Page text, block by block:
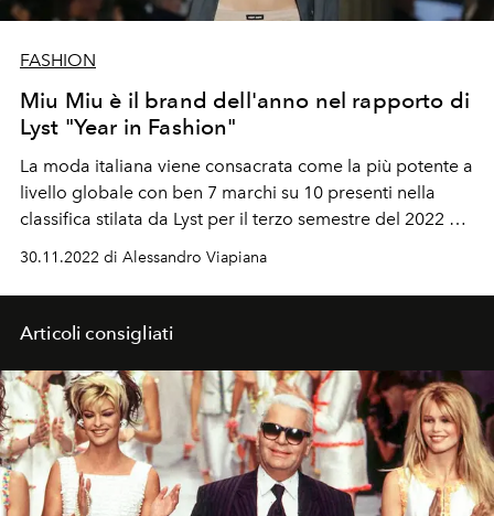
FASHION
Miu Miu è il brand dell'anno nel rapporto di
Lyst "Year in Fashion"
La moda italiana viene consacrata come la più potente a
livello globale con ben 7 marchi su 10 presenti nella
classifica stilata da Lyst per il terzo semestre del 2022 dei
marchi più influenti e ricercati sul web. Logo dell'anno?
Diesel. La borsa che tutti vogliono? La Re-nylon Re-
edition 2000 di Prada. Ecco tutte le voci del rapporto
"Year in Fashion".
30.11.2022 di Alessandro Viapiana
Articoli consigliati